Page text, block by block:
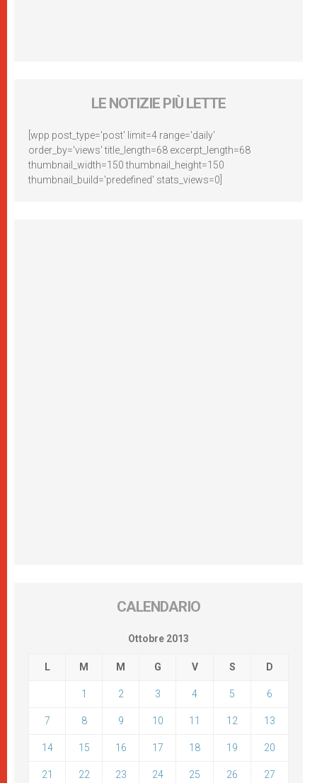
LE NOTIZIE PIÙ LETTE
[wpp post_type='post' limit=4 range='daily'
order_by='views' title_length=68 excerpt_length=68
thumbnail_width=150 thumbnail_height=150
thumbnail_build='predefined' stats_views=0]
CALENDARIO
Ottobre 2013
L M M G V S D
1 2 3 4 5 6
7 8 9 10 11 12 13
14 15 16 17 18 19 20
21 22 23 24 25 26 27